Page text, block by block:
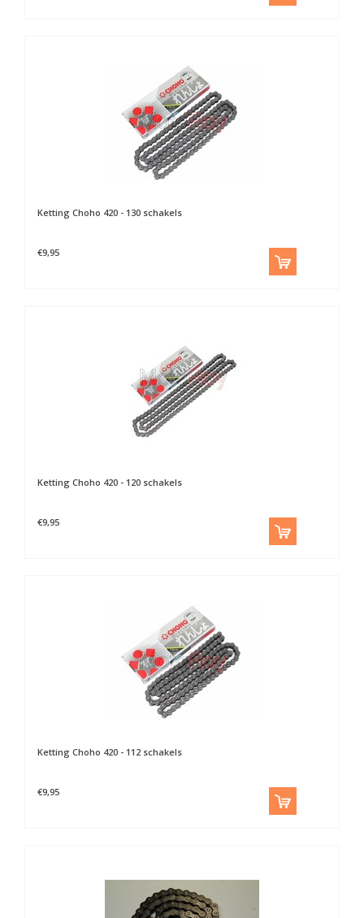
Ketting Choho 420 - 130 schakels
€9,95
Ketting Choho 420 - 120 schakels
€9,95
Ketting Choho 420 - 112 schakels
€9,95